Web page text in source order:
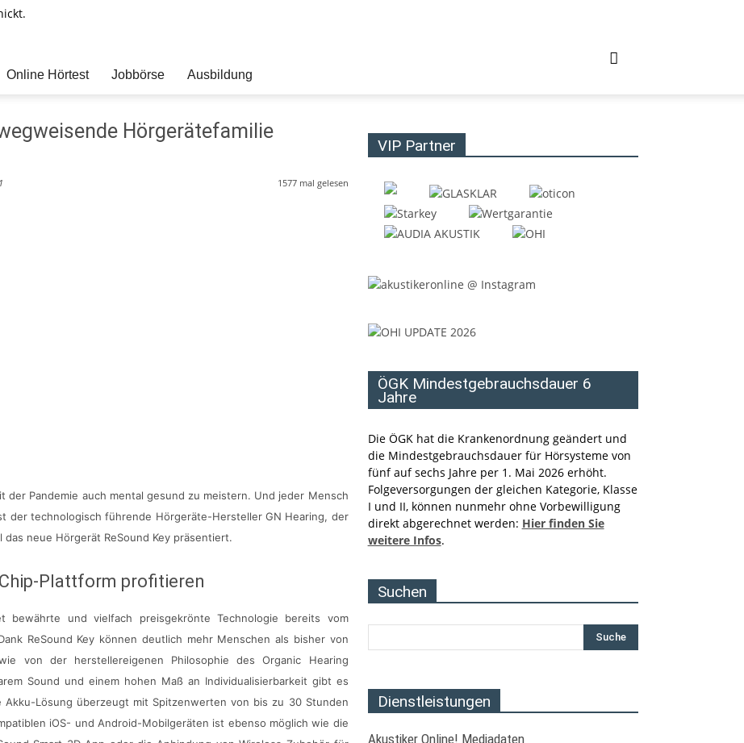
Online Hörtest Jobbörse Ausbildung
Hörgerätefamilie
1577mal gelesen
Pandemie auch mental gesund zu meistern. Und jeder Mensch
der technologisch führende Hörgeräte-Hersteller GN Hearing, der
neue Hörgerät ReSound Key präsentiert.
Plattform profitieren
bewährte und vielfach preisgekrönte Technologie bereits vom
ReSound Key können deutlich mehr Menschen als bisher von
von der herstellereigenen Philosophie des Organic Hearing
Sound und einem hohen Maß an Individualisierbarkeit gibt es
Lösung überzeugt mit Spitzenwerten von bis zu 30 Stunden
iOS- und Android-Mobilgeräten ist ebenso möglich wie die
VIP Partner
ÖGK Mindestgebrauchsdauer 6
Jahre
Die ÖGK hat die Krankenordnung geändert und
die Mindestgebrauchsdauer für Hörsysteme von
fünf auf sechs Jahre per 1. Mai 2026 erhöht.
Folgeversorgungen der gleichen Kategorie, Klasse
I und II, können nunmehr ohne Vorbewilligung
direkt abgerechnet werden: Hier finden Sie
weitere Infos.
Suchen
Dienstleistungen
Akustiker Online! Mediadaten